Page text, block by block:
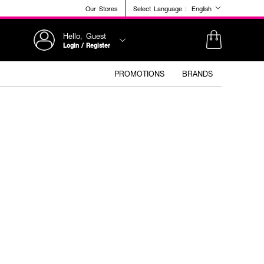
Our Stores Select Language : English
Hello, Guest
Login / Register
PROMOTIONS BRANDS